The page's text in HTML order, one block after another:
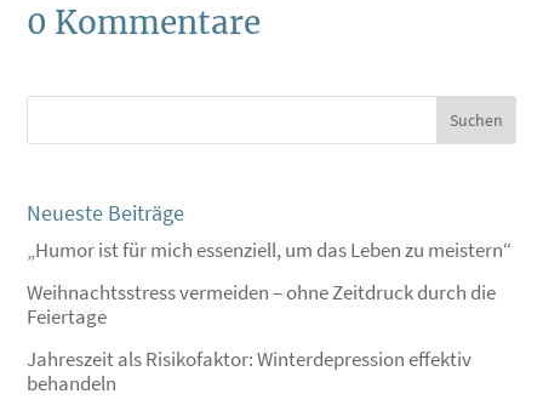
0 Kommentare
Neueste Beiträge
„Humor ist für mich essenziell, um das Leben zu meistern“
Weihnachtsstress vermeiden – ohne Zeitdruck durch die
Feiertage
Jahreszeit als Risikofaktor: Winterdepression effektiv
behandeln